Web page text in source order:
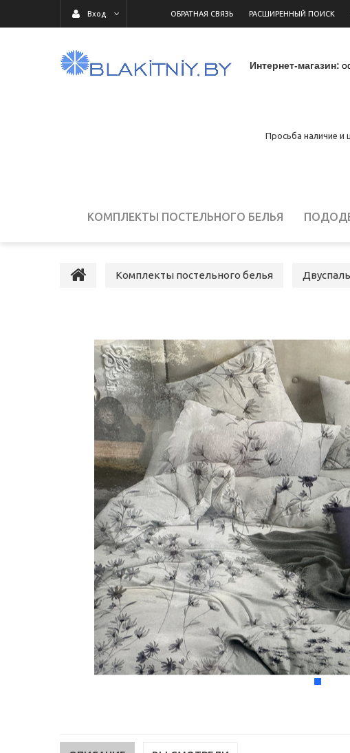
Вход ОБРАТНАЯ СВЯЗЬ РАСШИРЕННЫЙ ПОИСК
Интернет-магазин:
Просьба наличие и
КОМПЛЕКТЫ ПОСТЕЛЬНОГО БЕЛЬЯ
Комплекты постельного белья